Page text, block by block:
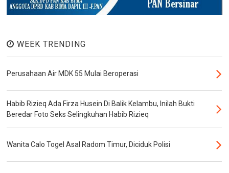
WEEK TRENDING
Perusahaan Air MDK 55 Mulai Beroperasi
Habib Rizieq Ada Firza Husein Di Balik Kelambu, Inilah Bukti
Beredar Foto Seks Selingkuhan Habib Rizieq
Wanita Calo Togel Asal Radom Timur, Diciduk Polisi